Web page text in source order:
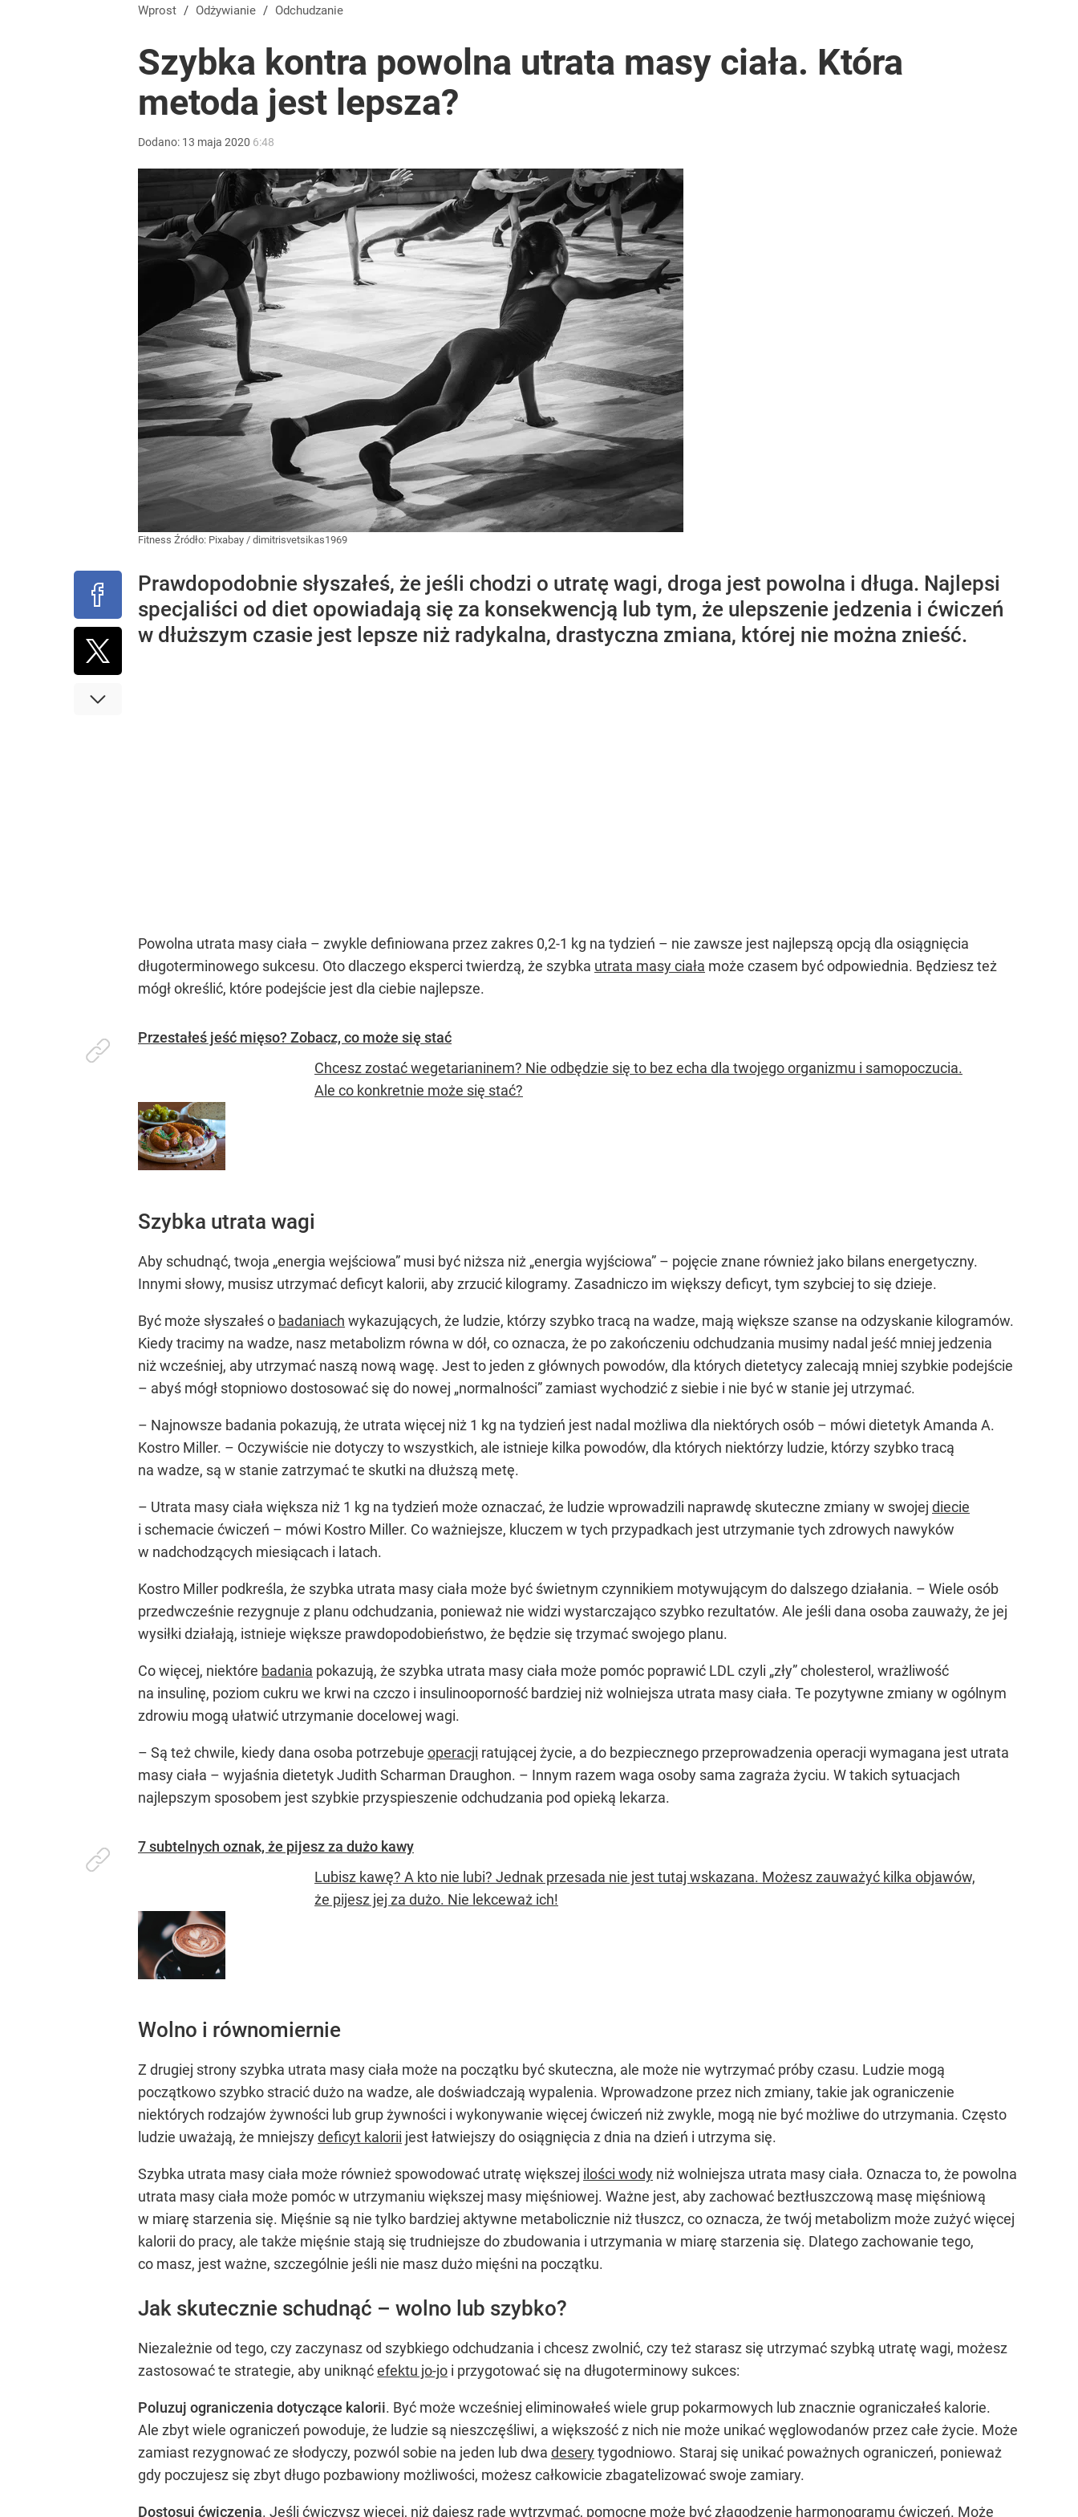
Wprost / Odżywianie / Odchudzanie
Szybka kontra powolna utrata masy ciała. Która
metoda jest lepsza?
Dodano: 13 maja 2020 6:48
Fitness Źródło: Pixabay / dimitrisvetsikas1969
Prawdopodobnie słyszałeś, że jeśli chodzi o utratę wagi, droga jest powolna i długa. Najlepsi
specjaliści od diet opowiadają się za konsekwencją lub tym, że ulepszenie jedzenia i ćwiczeń
w dłuższym czasie jest lepsze niż radykalna, drastyczna zmiana, której nie można znieść.
Powolna utrata masy ciała – zwykle definiowana przez zakres 0,2-1 kg na tydzień – nie zawsze jest najlepszą opcją dla osiągnięcia
długoterminowego sukcesu. Oto dlaczego eksperci twierdzą, że szybka utrata masy ciała może czasem być odpowiednia. Będziesz też
mógł określić, które podejście jest dla ciebie najlepsze.
Przestałeś jeść mięso? Zobacz, co może się stać
Chcesz zostać wegetarianinem? Nie odbędzie się to bez echa dla twojego organizmu i samopoczucia.
Ale co konkretnie może się stać?
Szybka utrata wagi
Aby schudnąć, twoja „energia wejściowa” musi być niższa niż „energia wyjściowa” – pojęcie znane również jako bilans energetyczny.
Innymi słowy, musisz utrzymać deficyt kalorii, aby zrzucić kilogramy. Zasadniczo im większy deficyt, tym szybciej to się dzieje.
Być może słyszałeś o badaniach wykazujących, że ludzie, którzy szybko tracą na wadze, mają większe szanse na odzyskanie kilogramów.
Kiedy tracimy na wadze, nasz metabolizm równa w dół, co oznacza, że ​​po zakończeniu odchudzania musimy nadal jeść mniej jedzenia
niż wcześniej, aby utrzymać naszą nową wagę. Jest to jeden z głównych powodów, dla których dietetycy zalecają mniej szybkie podejście
– abyś mógł stopniowo dostosować się do nowej „normalności” zamiast wychodzić z siebie i nie być w stanie jej utrzymać.
– Najnowsze badania pokazują, że utrata więcej niż 1 kg na tydzień jest nadal możliwa dla niektórych osób – mówi dietetyk Amanda A.
Kostro Miller. – Oczywiście nie dotyczy to wszystkich, ale istnieje kilka powodów, dla których niektórzy ludzie, którzy szybko tracą
na wadze, są w stanie zatrzymać te skutki na dłuższą metę.
– Utrata masy ciała większa niż 1 kg na tydzień może oznaczać, że ludzie wprowadzili naprawdę skuteczne zmiany w swojej diecie
i schemacie ćwiczeń – mówi Kostro Miller. Co ważniejsze, kluczem w tych przypadkach jest utrzymanie tych zdrowych nawyków
w nadchodzących miesiącach i latach.
Kostro Miller podkreśla, że szybka utrata masy ciała może być świetnym czynnikiem motywującym do dalszego działania. – Wiele osób
przedwcześnie rezygnuje z planu odchudzania, ponieważ nie widzi wystarczająco szybko rezultatów. Ale jeśli dana osoba zauważy, że jej
wysiłki działają, istnieje większe prawdopodobieństwo, że będzie się trzymać swojego planu.
Co więcej, niektóre badania pokazują, że szybka utrata masy ciała może pomóc poprawić LDL czyli „zły” cholesterol, wrażliwość
na insulinę, poziom cukru we krwi na czczo i insulinooporność bardziej niż wolniejsza utrata masy ciała. Te pozytywne zmiany w ogólnym
zdrowiu mogą ułatwić utrzymanie docelowej wagi.
– Są też chwile, kiedy dana osoba potrzebuje operacji ratującej życie, a do bezpiecznego przeprowadzenia operacji wymagana jest utrata
masy ciała – wyjaśnia dietetyk Judith Scharman Draughon. – Innym razem waga osoby sama zagraża życiu. W takich sytuacjach
najlepszym sposobem jest szybkie przyspieszenie odchudzania pod opieką lekarza.
7 subtelnych oznak, że pijesz za dużo kawy
Lubisz kawę? A kto nie lubi? Jednak przesada nie jest tutaj wskazana. Możesz zauważyć kilka objawów,
że pijesz jej za dużo. Nie lekceważ ich!
Wolno i równomiernie
Z drugiej strony szybka utrata masy ciała może na początku być skuteczna, ale może nie wytrzymać próby czasu. Ludzie mogą
początkowo szybko stracić dużo na wadze, ale doświadczają wypalenia. Wprowadzone przez nich zmiany, takie jak ograniczenie
niektórych rodzajów żywności lub grup żywności i wykonywanie więcej ćwiczeń niż zwykle, mogą nie być możliwe do utrzymania. Często
ludzie uważają, że mniejszydeficyt kalorii jest łatwiejszy do osiągnięcia z dnia na dzień i utrzyma się.
Szybka utrata masy ciała może również spowodować utratę większej ilości wody niż wolniejsza utrata masy ciała. Oznacza to, że powolna
utrata masy ciała może pomóc w utrzymaniu większej masy mięśniowej. Ważne jest, aby zachować beztłuszczową masę mięśniową
w miarę starzenia się. Mięśnie są nie tylko bardziej aktywne metabolicznie niż tłuszcz, co oznacza, że ​​twój metabolizm może zużyć więcej
kalorii do pracy, ale także mięśnie stają się trudniejsze do zbudowania i utrzymania w miarę starzenia się. Dlatego zachowanie tego,
co masz, jest ważne, szczególnie jeśli nie masz dużo mięśni na początku.
Jak skutecznie schudnąć – wolno lub szybko?
Niezależnie od tego, czy zaczynasz od szybkiego odchudzania i chcesz zwolnić, czy też starasz się utrzymać szybką utratę wagi, możesz
zastosować te strategie, aby uniknąćefektu jo-jo i przygotować się na długoterminowy sukces:
Poluzuj ograniczenia dotyczące kalorii. Być może wcześniej eliminowałeś wiele grup pokarmowych lub znacznie ograniczałeś kalorie.
Ale zbyt wiele ograniczeń powoduje, że ludzie są nieszczęśliwi, a większość z nich nie może unikać węglowodanów przez całe życie. Może
zamiast rezygnować ze słodyczy, pozwól sobie na jeden lub dwa deserytygodniowo. Staraj się unikać poważnych ograniczeń, ponieważ
gdy poczujesz się zbyt długo pozbawiony możliwości, możesz całkowicie zbagatelizować swoje zamiary.
Dostosuj ćwiczenia. Jeśli ćwiczysz więcej, niż dajesz radę wytrzymać, pomocne może być złagodzenie harmonogramu ćwiczeń. Może